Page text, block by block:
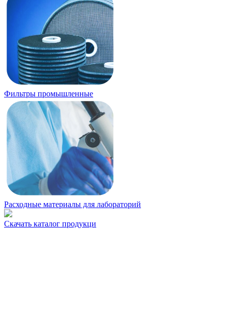
Фильтры промышленные
Расходные материалы для лабораторий
Скачать каталог продукци